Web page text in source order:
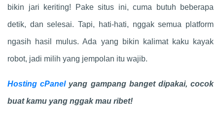
bikin jari keriting! Pake situs ini, cuma butuh beberapa
detik, dan selesai. Tapi, hati-hati, nggak semua platform
ngasih hasil mulus. Ada yang bikin kalimat kaku kayak
robot, jadi milih yang jempolan itu wajib.
Hosting cPanelyang gampang banget dipakai, cocok
buat kamu yang nggak mau ribet!